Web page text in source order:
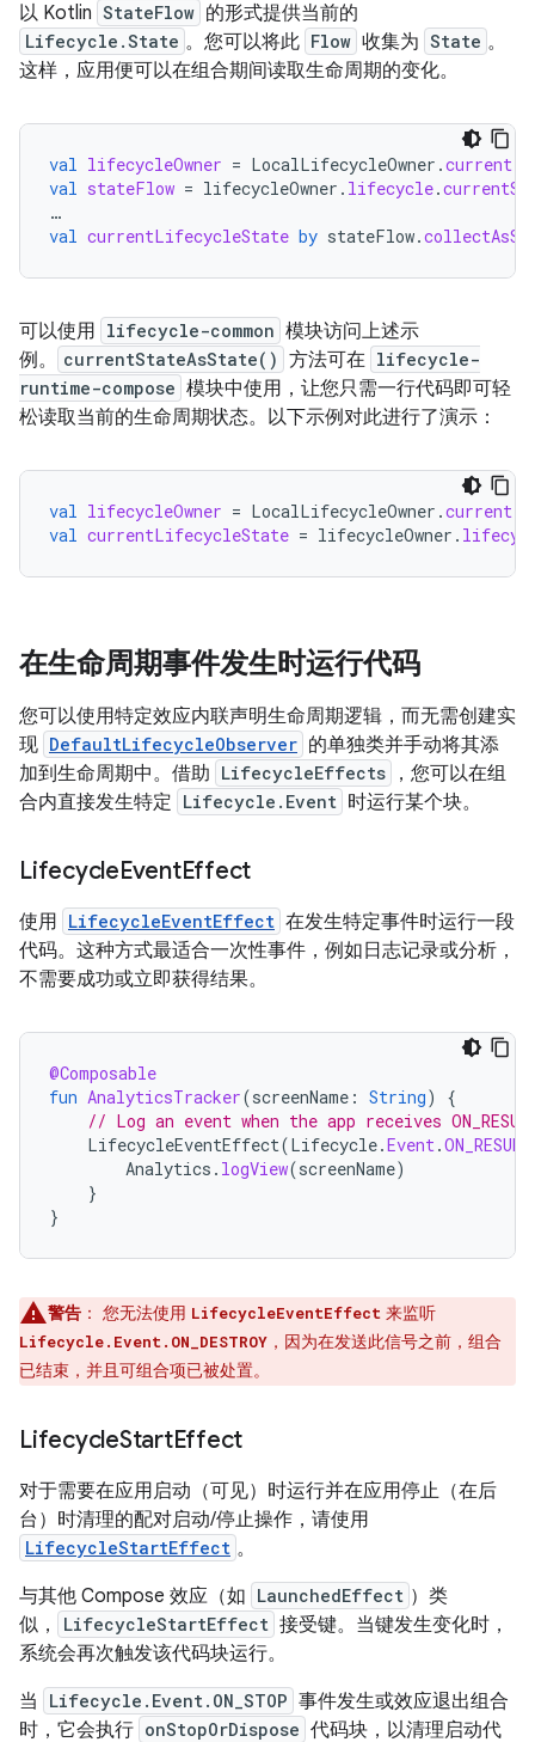
以 Kotlin StateFlow 的形式提供当前的
Lifecycle.State 。您可以将此 Flow 收集为 State 。
这样，应用便可以在组合期间读取生命周期的变化。
val lifecycleOwner = LocalLifecycleOwner .current
val stateFlow = lifecycleOwner . lifecycle.
…
val currentLifecycleState by stateFlow.
可以使用 lifecycle-common 模块访问上述示
例。
currentStateAsState() 方法可在 lifecycle-
runtime-compose 模块中使用，让您只需一行代码即可轻
松读取当前的生命周期状态。以下示例对此进行了演示：
val lifecycleOwner = LocalLifecycleOwner .current
val currentLifecycleState = lifecycleOwner .
在生命周期事件发生时运行代码
您可以使用特定效应内联声明生命周期逻辑，而无需创建实
现 DefaultLifecycleObserver 的单独类并手动将其添
加到生命周期中。借助 LifecycleEffects
，您可以在组
合内直接发生特定 Lifecycle.Event 时运行某个块。
LifecycleEventEffect
使用 LifecycleEventEffect 在发生特定事件时运行一段
代码。这种方式最适合一次性事件，例如日志记录或分析，
不需要成功或立即获得结果。
@Composable
fun AnalyticsTracker(screenName : String)
{
// Log an event when the app receives
LifecycleEventEffect(Lifecycle.Event.ON_RESUME
Analytics . logView(screenName)
}
}
警告 ： 您无法使用 LifecycleEventEffect 来监听
Lifecycle.Event.ON_DESTROY ，因为在发送此信号之前，组合
已结束，并且可组合项已被处置。
LifecycleStartEffect
对于需要在应用启动（可见）时运行并在应用停止（在后
台）时清理的配对启动/停止操作，请使用
LifecycleStartEffect 。
与其他 Compose 效应（如 LaunchedEffect ）类
似，
LifecycleStartEffect 接受键。当键发生变化时，
系统会再次触发该代码块运行。
当
Lifecycle.Event.ON_STOP 事件发生或效应退出组合
时，它会执行 onStopOrDispose 代码块，以清理启动代